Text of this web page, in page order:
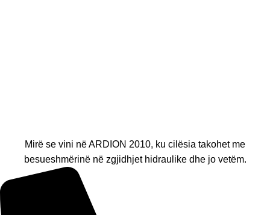
Mirë se vini në ARDION 2010, ku cilësia takohet me
besueshmërinë në zgjidhjet hidraulike dhe jo vetëm.